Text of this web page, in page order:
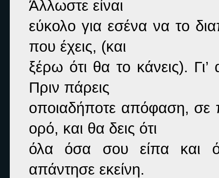
Άλλωστε είναι
εύκολο για εσένα να το
που έχεις, (και
ξέρω ότι θα το κάνεις).
Πριν πάρεις
οποιαδήποτε απόφαση, σε
ορό, και θα δεις ότι
απάντησε εκείνη.